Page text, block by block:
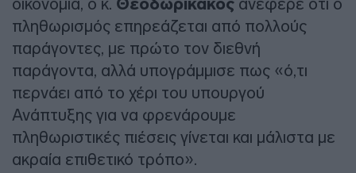
οικονομία, ο κ. Θεοδωρικάκος ανέφερε ότι ο
πληθωρισμός επηρεάζεται από πολλούς
παράγοντες, με πρώτο τον διεθνή
παράγοντα, αλλά υπογράμμισε πως «ό,τι
περνάει από το χέρι του υπουργού
Ανάπτυξης για να φρενάρουμε
πληθωριστικές πιέσεις γίνεται και μάλιστα με
ακραία επιθετικό τρόπο».